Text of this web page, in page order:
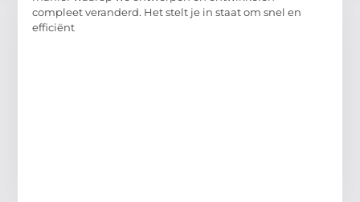
compleet veranderd. Het stelt je in staat om snel en
efficiënt